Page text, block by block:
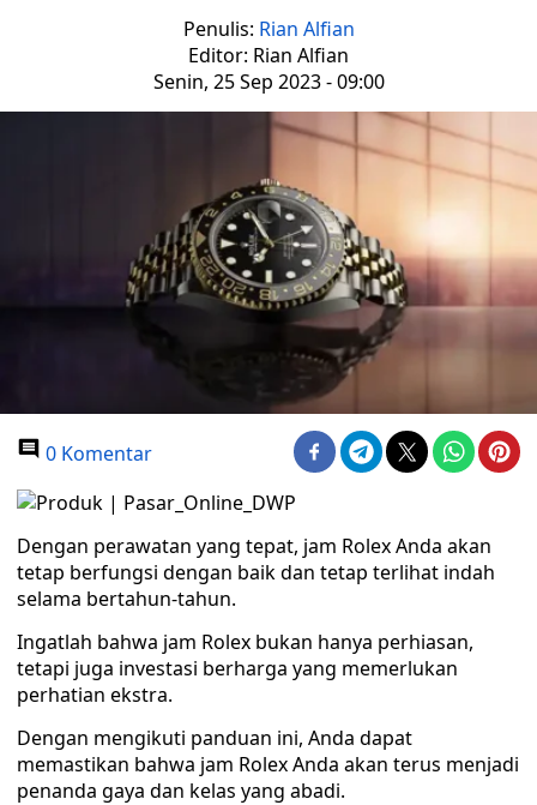
Penulis: Rian Alfian
Editor: Rian Alfian
Senin, 25 Sep 2023 - 09:00
0 Komentar
Dengan perawatan yang tepat, jam Rolex Anda akan
tetap berfungsi dengan baik dan tetap terlihat indah
selama bertahun-tahun.
Ingatlah bahwa jam Rolex bukan hanya perhiasan,
tetapi juga investasi berharga yang memerlukan
perhatian ekstra.
Dengan mengikuti panduan ini, Anda dapat
memastikan bahwa jam Rolex Anda akan terus menjadi
penanda gaya dan kelas yang abadi.